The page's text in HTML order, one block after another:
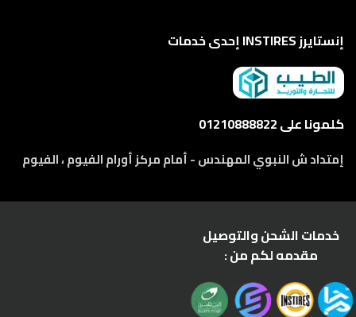
إنستايرز INSTIRES إحدى خدمات
كلمونا على 01210888822
إمتداد ش النبوي المهندس - أمام مركز أورام الفيوم ، الفيوم
خدمات الشحن والتوصيل
مقدمه لكم من :